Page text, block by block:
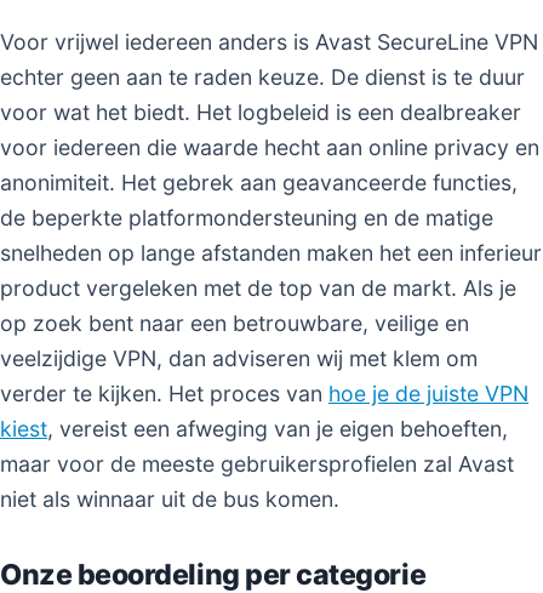
Voor vrijwel iedereen anders is Avast SecureLine VPN
echter geen aan te raden keuze. De dienst is te duur
voor wat het biedt. Het logbeleid is een dealbreaker
voor iedereen die waarde hecht aan online privacy en
anonimiteit. Het gebrek aan geavanceerde functies,
de beperkte platformondersteuning en de matige
snelheden op lange afstanden maken het een inferieur
product vergeleken met de top van de markt. Als je
op zoek bent naar een betrouwbare, veilige en
veelzijdige VPN, dan adviseren wij met klem om
verder te kijken. Het proces van hoe je de juiste VPN
kiest, vereist een afweging van je eigen behoeften,
maar voor de meeste gebruikersprofielen zal Avast
niet als winnaar uit de bus komen.
Onze beoordeling per categorie